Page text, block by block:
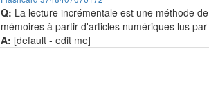
Q: La lecture incrémentale est une méthode
mémoires à partir d'articles numériques lus
A: [default - edit me]